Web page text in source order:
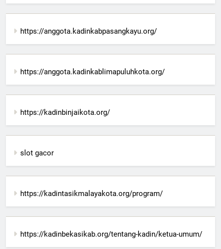
https://anggota.kadinkabpasangkayu.org/
https://anggota.kadinkablimapuluhkota.org/
https://kadinbinjaikota.org/
slot gacor
https://kadintasikmalayakota.org/program/
https://kadinbekasikab.org/tentang-kadin/ketua-umum/